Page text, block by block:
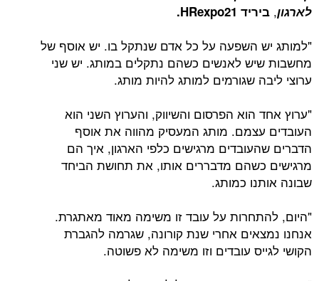
לארגון, ביריד HRexpo21
.
"למותג יש השפעה על כל אדם שנתקל בו. יש אוסף של
מחשבות שיש לאנשים כשהם נתקלים במותג. יש שני
ערוצי ליבה שגורמים למותג להיות מותג.
"ערוץ אחד הוא הפרסום והשיווק, והערוץ השני הוא
העובדים עצמם. מותג המעסיק מהווה את אוסף
הדברים שהעובדים מרגישים כלפי הארגון, איך הם
מרגישים כשהם מדבררים אותו, את תחושת הביחד
שבונה אותנו כמותג.
"היום, להתחרות על עובד זו משימה מאוד מאתגרת.
אנחנו נמצאים אחרי שנת קורונה, שגרמה להגברת
הקושי לגייס עובדים וזו משימה לא פשוטה.